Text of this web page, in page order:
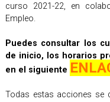
curso 2021-22, en
Empleo.
Puedes consultar los
de inicio, los horarios
en el siguiente
Todas estas acciones se